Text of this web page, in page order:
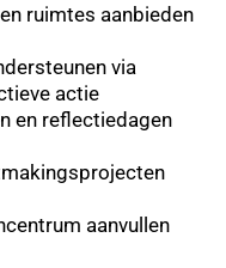
ruimtes aanbieden
via
actie
en reflectiedagen
aanvullen